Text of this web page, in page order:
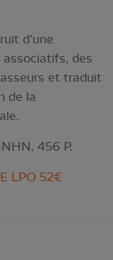
d’une
des
et traduit
de la
456 P.
LPO 52€